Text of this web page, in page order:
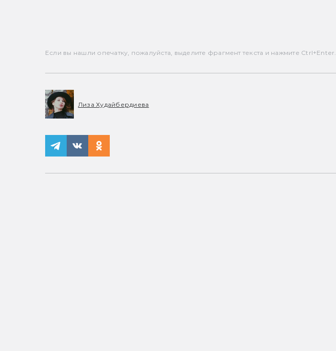
Если вы нашли опечатку, пожалуйста, выделите фрагмент текста и нажмите Ctrl+Enter.
Лиза Худайбердиева